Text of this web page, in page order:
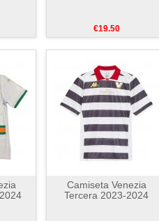
€19.50
Camiseta Venezia
Tercera 2023-2024